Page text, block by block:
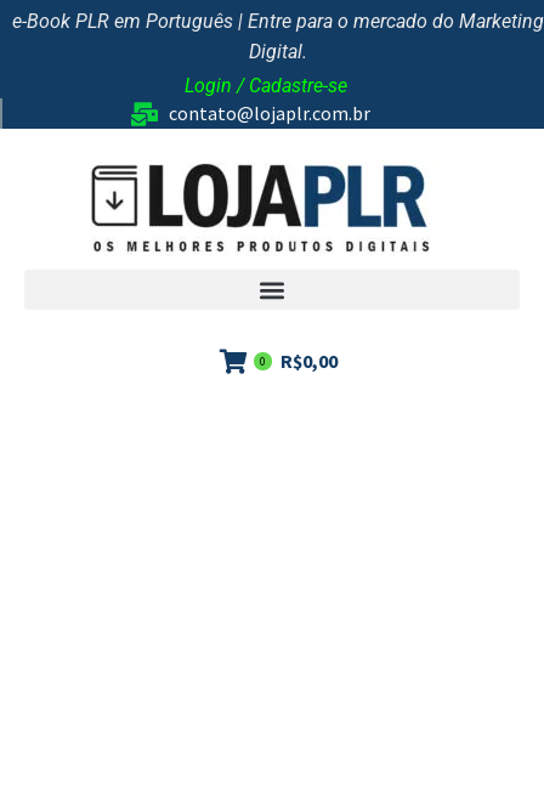
e-Book PLR em Português | Entre para o mercado do Marketing
Digital.
Login / Cadastre-se
contato@lojaplr.com.br
R$0,00
0